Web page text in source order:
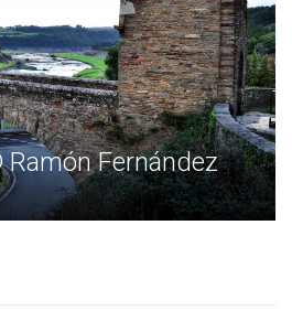
Fernández